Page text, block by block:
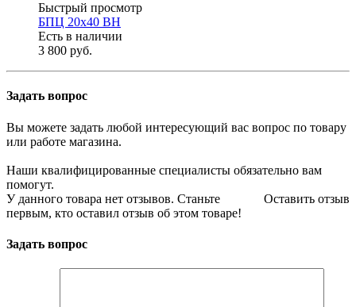
Быстрый просмотр
БПЦ 20х40 BH
Есть в наличии
3 800 руб.
Задать вопрос
Вы можете задать любой интересующий вас вопрос по товару
или работе магазина.
Наши квалифицированные специалисты обязательно вам
помогут.
Оставить отзыв
У данного товара нет отзывов. Станьте
первым, кто оставил отзыв об этом товаре!
Задать вопрос